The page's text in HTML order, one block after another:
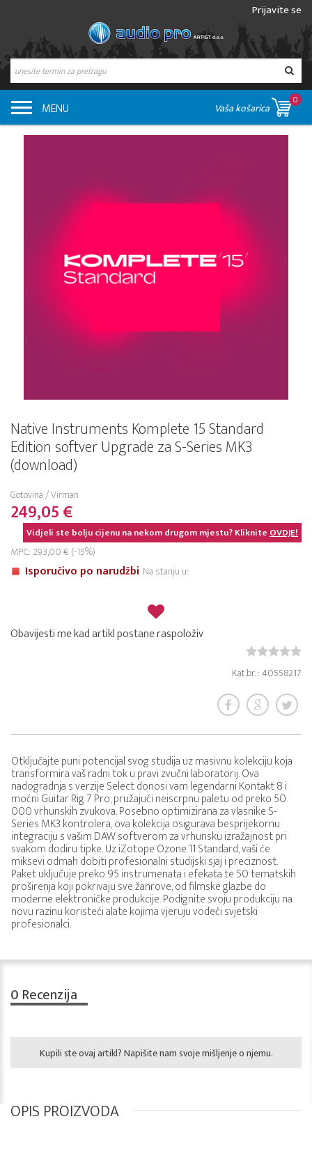
Prijavite se
MENU Vaša košarica
0
Native Instruments Komplete 15 Standard
Edition softver Upgrade za S-Series MK3
(download)
Gotovina / Virman
249,05 €
Vidjeli ste bolju cijenu na nekom drugom mjestu? KlikniteOVDJE!
MPC: 293,00 € (-15%)
Isporučivo po narudžbi Na stanju u:
Obavijesti me kad artikl postane raspoloživ
Kat.br. : 40558217
Otključajte puni potencijal svog studija uz masivnu kolekciju koja
transformira vaš radni tok u pravi zvučni laboratorij. Ova
nadogradnja s verzije Select donosi vam legendarni Kontakt 8 i
moćni Guitar Rig 7 Pro, pružajući neiscrpnu paletu od preko 50
000 vrhunskih zvukova. Posebno optimizirana za vlasnike S-
Series MK3 kontrolera, ova kolekcija osigurava besprijekornu
integraciju s vašim DAW softverom za vrhunsku izražajnost pri
svakom dodiru tipke. Uz iZotope Ozone 11 Standard, vaši će
miksevi odmah dobiti profesionalni studijski sjaj i preciznost.
Paket uključuje preko 95 instrumenata i efekata te 50 tematskih
proširenja koji pokrivaju sve žanrove, od filmske glazbe do
moderne elektroničke produkcije. Podignite svoju produkciju na
novu razinu koristeći alate kojima vjeruju vodeći svjetski
profesionalci.
0 Recenzija
Kupili ste ovaj artikl? Napišite nam svoje mišljenje o njemu.
OPIS PROIZVODA